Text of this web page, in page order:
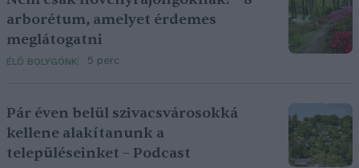
arborétum, amelyet érdemes
meglátogatni
ÉLŐ BOLYGÓNK 5 perc
Pár éven belül szivacsvárosokká
kellene alakítanunk a
településeinket – Podcast